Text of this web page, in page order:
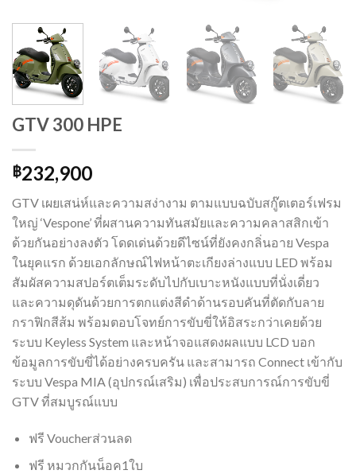
GTV 300 HPE
฿232,900
GTV เผยเสน่ห์และความสง่างาม ตามแบบฉบับสกู๊ตเตอร์เฟรม
ใหญ่ ‘Vespone’ ที่ผสานความทันสมัยและความคลาสสิกเข้า
ด้วยกันอย่างลงตัว โดดเด่นด้วยดีไซน์ที่ยังคงกลิ่นอาย Vespa
ในยุคแรก ด้วยเอกลักษณ์ไฟหน้าตะเกียงล่างแบบ LED พร้อม
สัมผัสความสปอร์ตเต็มระดับไปกับเบาะหนังแบบที่นั่งเดี่ยว
และความดุดันด้วยการตกแต่งสีดำด้านรอบคันที่ตัดกับลาย
กราฟิกสีส้ม พร้อมตอบโจทย์การขับขี่ให้อิสระกว่าเคยด้วย
ระบบ Keyless System และหน้าจอแสดงผลแบบ LCD บอก
ข้อมูลการขับขี่ได้อย่างครบครัน และสามารถ Connect เข้ากับ
ระบบ Vespa MIA (อุปกรณ์เสริม) เพื่อประสบการณ์การขับขี่
GTV ที่สมบูรณ์แบบ
​ฟรี​ Voucher​ส่วนลด
ฟรี หมวกกันน็อค1ใบ